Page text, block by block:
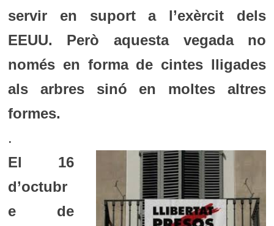
servir en suport a l’exèrcit dels
EEUU. Però aquesta vegada no
només en forma de cintes lligades
als arbres sinó en moltes altres
formes.
.
El 16
d’octubr
e de